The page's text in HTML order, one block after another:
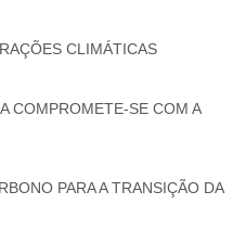
CLIMÁTICAS
COMPROMETE-SE COM A
PARA A TRANSIÇÃO DA